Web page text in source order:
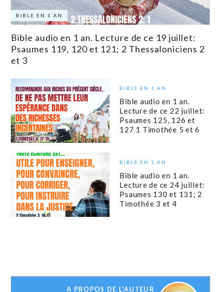
BIBLE EN 1 AN
Bible audio en 1 an. Lecture de ce 19 juillet:
Psaumes 119, 120 et 121; 2 Thessaloniciens 2
et 3
BIBLE EN 1 AN
Bible audio en 1 an.
Lecture de ce 22 juillet:
Psaumes 125, 126 et
127 1 Timothée 5 et 6
BIBLE EN 1 AN
Bible audio en 1 an.
Lecture de ce 24 juillet:
Psaumes 130 et 131; 2
Timothée 3 et 4
A PROPOS DE L'AUTEUR